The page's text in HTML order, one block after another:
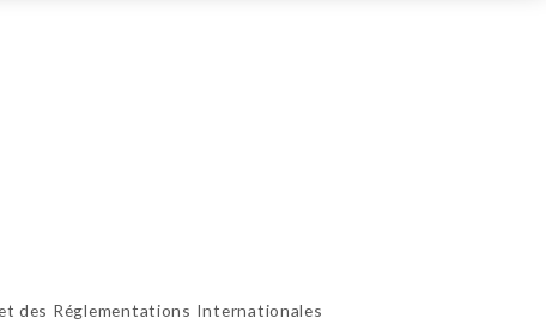
des Réglementations Internationales